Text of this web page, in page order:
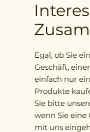
Früchten
zu fein
Egal, ob Sie
Geschäft,
einfach nur
Produkte
Sie bitte
wenn Sie eine
mit uns